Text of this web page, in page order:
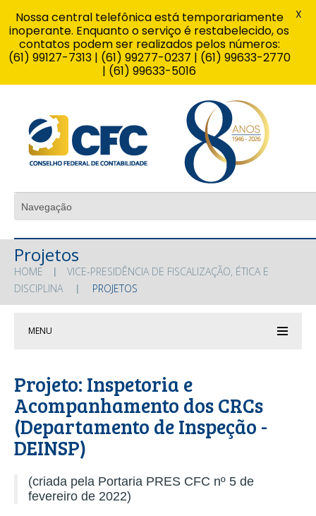
Projetos
HOME
VICE-PRESIDÊNCIA DE FISCALIZAÇÃO, ÉTICA E
DISCIPLINA
PROJETOS
MENU
Projeto: Inspetoria e
Acompanhamento dos CRCs
(Departamento de Inspeção -
DEINSP)
(criada pela Portaria PRES CFC nº 5 de
fevereiro de 2022)
Nossa central telefônica está temporariamente
inoperante. Enquanto o serviço é restabelecido, os
contatos podem ser realizados pelos números:
(61) 99127-7313 | (61) 99277-0237 | (61) 99633-2770
| (61) 99633-5016
X